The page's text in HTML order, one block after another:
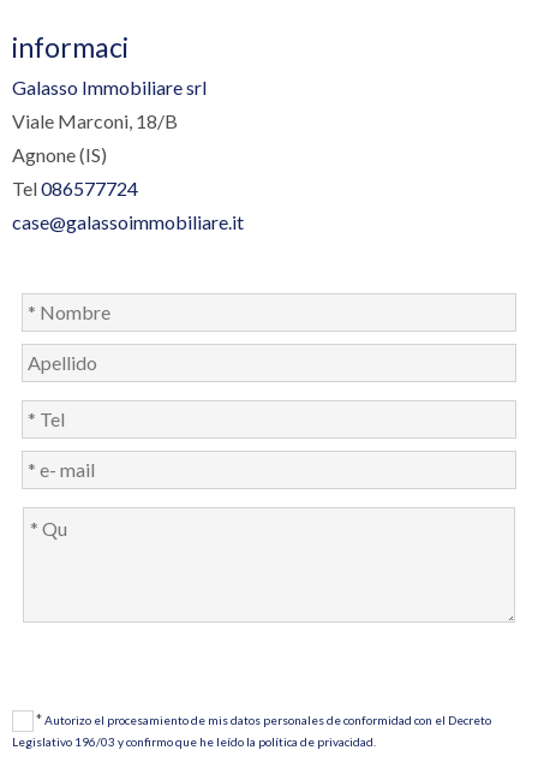
informaci
Galasso Immobiliare srl
Viale Marconi, 18/B
Agnone (IS)
Tel086577724
case@galassoimmobiliare.it
*Autorizo ​​el procesamiento de mis datos personales de conformidad con el Decreto
Legislativo 196/03 y confirmo que he leído la política de privacidad.